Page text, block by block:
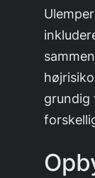
grundig